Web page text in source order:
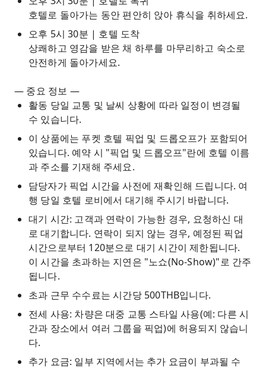
호텔로 돌아가는 동안 편안히 앉아 휴식을 취하세요.
오후 5시 30분 | 호텔 도착
상쾌하고 영감을 받은 채 하루를 마무리하고 숙소로
안전하게 돌아가세요.
— 중요 정보 —
활동 당일 교통 및 날씨 상황에 따라 일정이 변경될
수 있습니다.
이 상품에는 푸켓 호텔 픽업 및 드롭오프가 포함되어
있습니다. 예약 시 "픽업 및 드롭오프"란에 호텔 이름
과 주소를 기재해 주세요.
담당자가 픽업 시간을 사전에 재확인해 드립니다. 여
행 당일 호텔 로비에서 대기해 주시기 바랍니다.
대기 시간: 고객과 연락이 가능한 경우, 요청하신 대
로 대기합니다. 연락이 되지 않는 경우, 예정된 픽업
시간으로부터 120분으로 대기 시간이 제한됩니다.
이 시간을 초과하는 지연은 "노쇼(No-Show)"로 간주
됩니다.
초과 근무 수수료는 시간당 500THB입니다.
전세 사용: 차량은 대중 교통 스타일 사용(예: 다른 시
간과 장소에서 여러 그룹을 픽업)에 허용되지 않습니
다.
추가 요금: 일부 지역에서는 추가 요금이 부과될 수